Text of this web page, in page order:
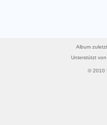
Album
Unterstützt
© 2010